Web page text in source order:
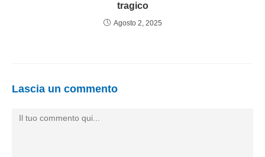
tragico
Agosto 2, 2025
Lascia un commento